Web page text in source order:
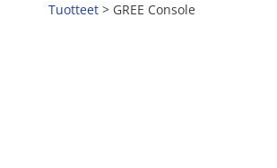
Tuotteet > GREE Console